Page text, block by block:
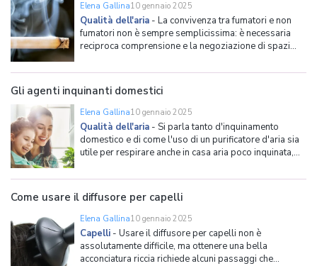
Elena Gallina10 gennaio 2025
Qualità dell'aria - La convivenza tra fumatori e non
fumatori non è sempre semplicissima: è necessaria
reciproca comprensione e la negoziazione di spazi
altri. I fumatori hanno bisogno di momenti e luoghi
dove fumare in santa pace e i non fumatori hanno
bisogno
Gli agenti inquinanti domestici
Elena Gallina10 gennaio 2025
Qualità dell'aria - Si parla tanto d'inquinamento
domestico e di come l'uso di un purificatore d'aria sia
utile per respirare anche in casa aria poco inquinata,
possono accumulare tra le pareti domestiche? In
Come usare il diffusore per capelli
Elena Gallina10 gennaio 2025
Capelli - Usare il diffusore per capelli non è
assolutamente difficile, ma ottenere una bella
acconciatura riccia richiede alcuni passaggi che